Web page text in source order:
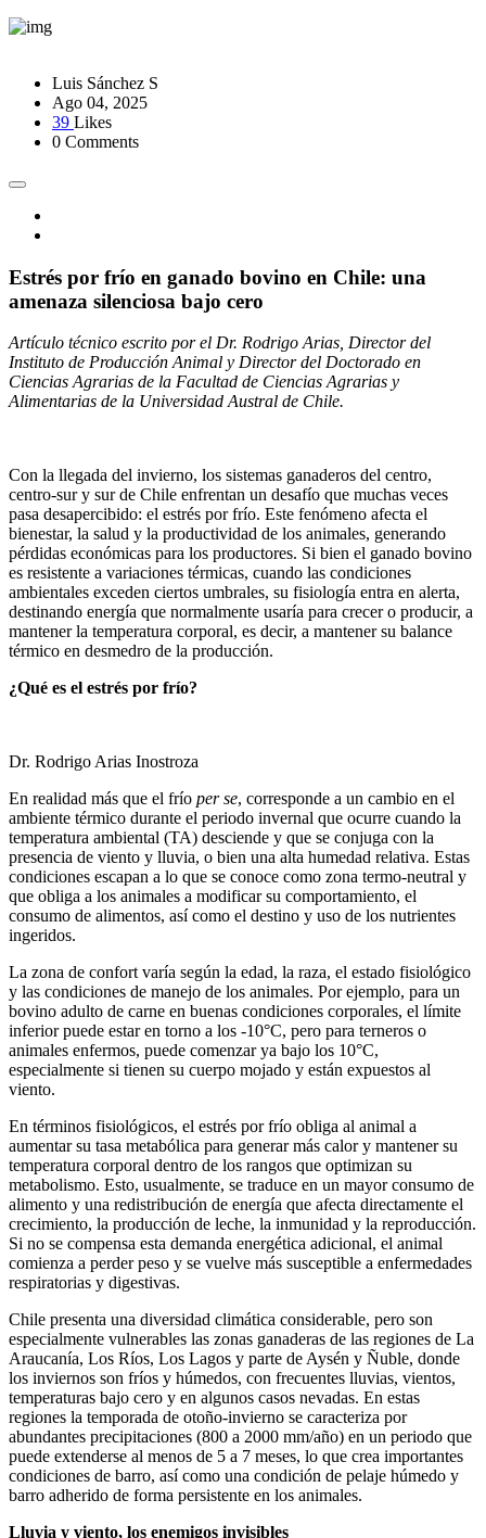
Luis Sánchez S
Ago 04, 2025
39 Likes
0 Comments
Estrés por frío en ganado bovino en Chile: una
amenaza silenciosa bajo cero
Artículo técnico escrito por el Dr. Rodrigo Arias, Director del
Instituto de Producción Animal y Director del Doctorado en
Ciencias Agrarias de la Facultad de Ciencias Agrarias y
Alimentarias de la Universidad Austral de Chile.
Con la llegada del invierno, los sistemas ganaderos del centro,
centro-sur y sur de Chile enfrentan un desafío que muchas veces
pasa desapercibido: el estrés por frío. Este fenómeno afecta el
bienestar, la salud y la productividad de los animales, generando
pérdidas económicas para los productores. Si bien el ganado bovino
es resistente a variaciones térmicas, cuando las condiciones
ambientales exceden ciertos umbrales, su fisiología entra en alerta,
destinando energía que normalmente usaría para crecer o producir, a
mantener la temperatura corporal, es decir, a mantener su balance
térmico en desmedro de la producción.
¿Qué es el estrés por frío?
Dr. Rodrigo Arias Inostroza
En realidad más que el frío per se, corresponde a un cambio en el
ambiente térmico durante el periodo invernal que ocurre cuando la
temperatura ambiental (TA) desciende y que se conjuga con la
presencia de viento y lluvia, o bien una alta humedad relativa. Estas
condiciones escapan a lo que se conoce como zona termo-neutral y
que obliga a los animales a modificar su comportamiento, el
consumo de alimentos, así como el destino y uso de los nutrientes
ingeridos.
La zona de confort varía según la edad, la raza, el estado fisiológico
y las condiciones de manejo de los animales. Por ejemplo, para un
bovino adulto de carne en buenas condiciones corporales, el límite
inferior puede estar en torno a los -10°C, pero para terneros o
animales enfermos, puede comenzar ya bajo los 10°C,
especialmente si tienen su cuerpo mojado y están expuestos al
viento.
En términos fisiológicos, el estrés por frío obliga al animal a
aumentar su tasa metabólica para generar más calor y mantener su
temperatura corporal dentro de los rangos que optimizan su
metabolismo. Esto, usualmente, se traduce en un mayor consumo de
alimento y una redistribución de energía que afecta directamente el
crecimiento, la producción de leche, la inmunidad y la reproducción.
Si no se compensa esta demanda energética adicional, el animal
comienza a perder peso y se vuelve más susceptible a enfermedades
respiratorias y digestivas.
Chile presenta una diversidad climática considerable, pero son
especialmente vulnerables las zonas ganaderas de las regiones de La
Araucanía, Los Ríos, Los Lagos y parte de Aysén y Ñuble, donde
los inviernos son fríos y húmedos, con frecuentes lluvias, vientos,
temperaturas bajo cero y en algunos casos nevadas. En estas
regiones la temporada de otoño-invierno se caracteriza por
abundantes precipitaciones (800 a 2000 mm/año) en un periodo que
puede extenderse al menos de 5 a 7 meses, lo que crea importantes
condiciones de barro, así como una condición de pelaje húmedo y
barro adherido de forma persistente en los animales.
Lluvia y viento, los enemigos invisibles